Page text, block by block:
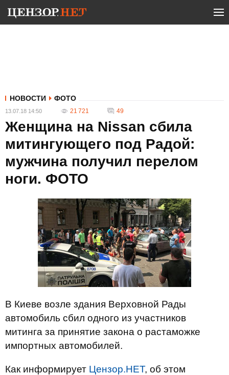
НОВОСТИ ФОТО
13.07.18 14:50 21 721 49
Женщина на Nissan сбила
митингующего под Радой:
мужчина получил перелом
ноги. ФОТО
В Киеве возле здания Верховной Рады
автомобиль сбил одного из участников
митинга за принятие закона о растаможке
импортных автомобилей.
Как информирует Цензор.НЕТ, об этом